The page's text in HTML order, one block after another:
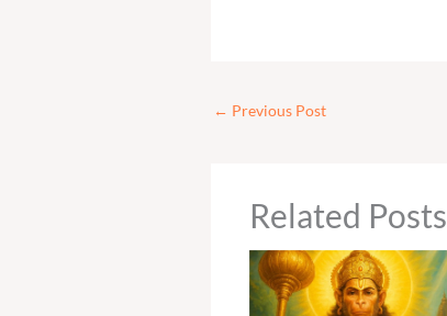
← Previous Post
Related Posts